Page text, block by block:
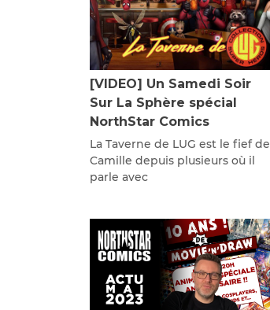
[VIDEO] Un Samedi Soir
Sur La Sphère spécial
NorthStar Comics
La Taverne de LUG est le fief de
Camille depuis plusieurs où il
parle avec